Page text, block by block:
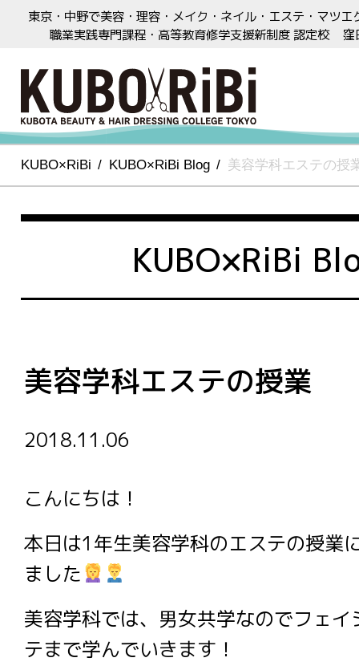
東京・中野で美容・理容・メイク・ネイル・エステ・マツエ
職業実践専門課程・高等教育修学支援新制度 認定校
窪
KUBO×RiBi KUBO×RiBi Blog 美容学科エステの授
KUBO×RiBi
美容学科エステの授業
2018.11.06
こんにちは！
本日は1年生美容学科のエステの授業
ました
美容学科では、男女共学なのでフェ
テまで学んでいきます！